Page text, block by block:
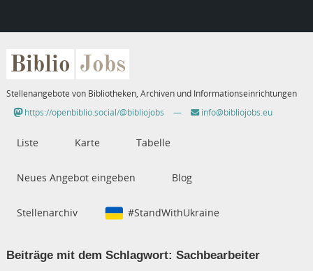
Biblio Jobs
Stellenangebote von Bibliotheken, Archiven und Informationseinrichtungen
https://openbiblio.social/@bibliojobs
— info@bibliojobs.eu
Liste Karte Tabelle
Neues Angebot eingeben Blog
Stellenarchiv #StandWithUkraine
Beiträge mit dem Schlagwort: Sachbearbeiter